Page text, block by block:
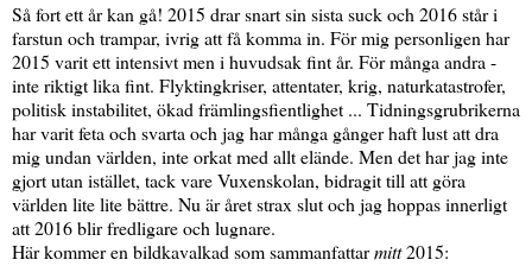
Så fort ett år kan gå! 2015 drar snart sin sista suck och 2016 står i
farstun och trampar, ivrig att få komma in. För mig personligen har
2015 varit ett intensivt men i huvudsak fint år. För många andra -
inte riktigt lika fint. Flyktingkriser, attentater, krig, naturkatastrofer,
politisk instabilitet, ökad främlingsfientlighet ... Tidningsgrubrikerna
har varit feta och svarta och jag har många gånger haft lust att dra
mig undan världen, inte orkat med allt elände. Men det har jag inte
gjort utan istället, tack vare Vuxenskolan, bidragit till att göra
världen lite lite bättre. Nu är året strax slut och jag hoppas innerligt
att 2016 blir fredligare och lugnare.
Här kommer en bildkavalkad som sammanfattarmitt2015: